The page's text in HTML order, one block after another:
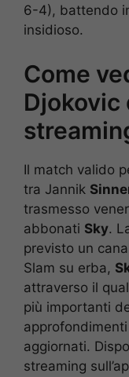
6-4), battendo
insidioso.
Come
Djokovic
Il match valido
tra Jannik
trasmesso
abbonati Sky.
previsto un
Slam su erba,
attraverso il
più importanti
aggiornati.
streaming